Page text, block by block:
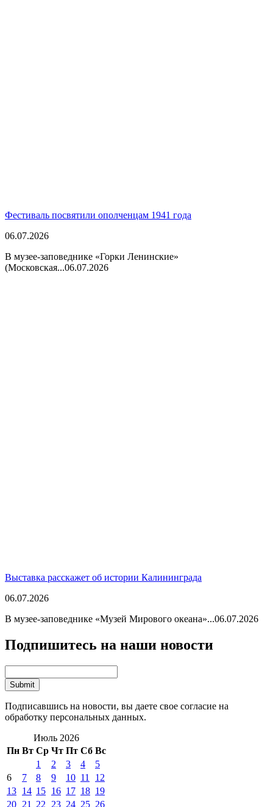
Фестиваль посвятили ополченцам 1941 года
06.07.2026
В музее-заповеднике «Горки Ленинские»
(Московская...06.07.2026
Выставка расскажет об истории Калининграда
06.07.2026
В музее-заповеднике «Музей Мирового океана»...06.07.2026
Подпишитесь на наши новости
Подписавшись на новости, вы даете свое согласие на
обработку персональных данных.
Июль 2026
Пн Вт Ср Чт Пт Сб Вс
1
2 3 4
5
6
7 8 9 10 11
12
13 14 15 16 17 18 19
20 21 22 23 24 25 26